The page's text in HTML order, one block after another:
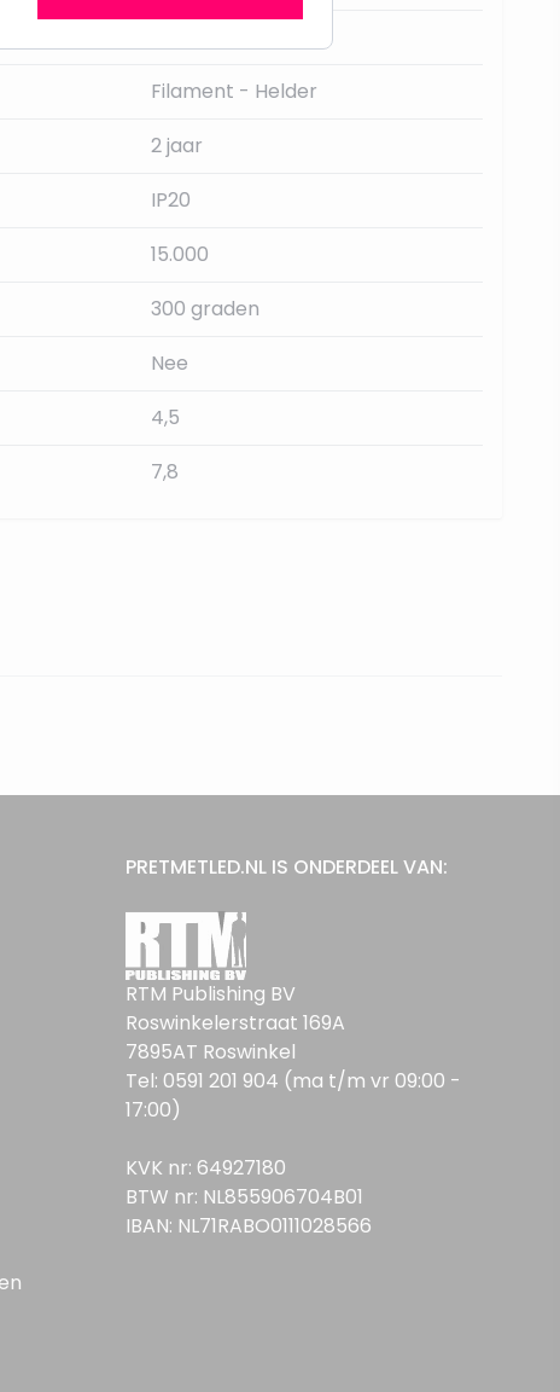
Filament - Helder
2 jaar
IP20
15.000
300 graden
Nee
4,5
7,8
PRETMETLED.NL IS ONDERDEEL VAN:
RTM Publishing BV
Roswinkelerstraat 169A
7895AT Roswinkel
Tel: 0591 201 904 (ma t/m vr 09:00 -
17:00)
KVK nr: 64927180
BTW nr: NL855906704B01
IBAN: NL71RABO0111028566